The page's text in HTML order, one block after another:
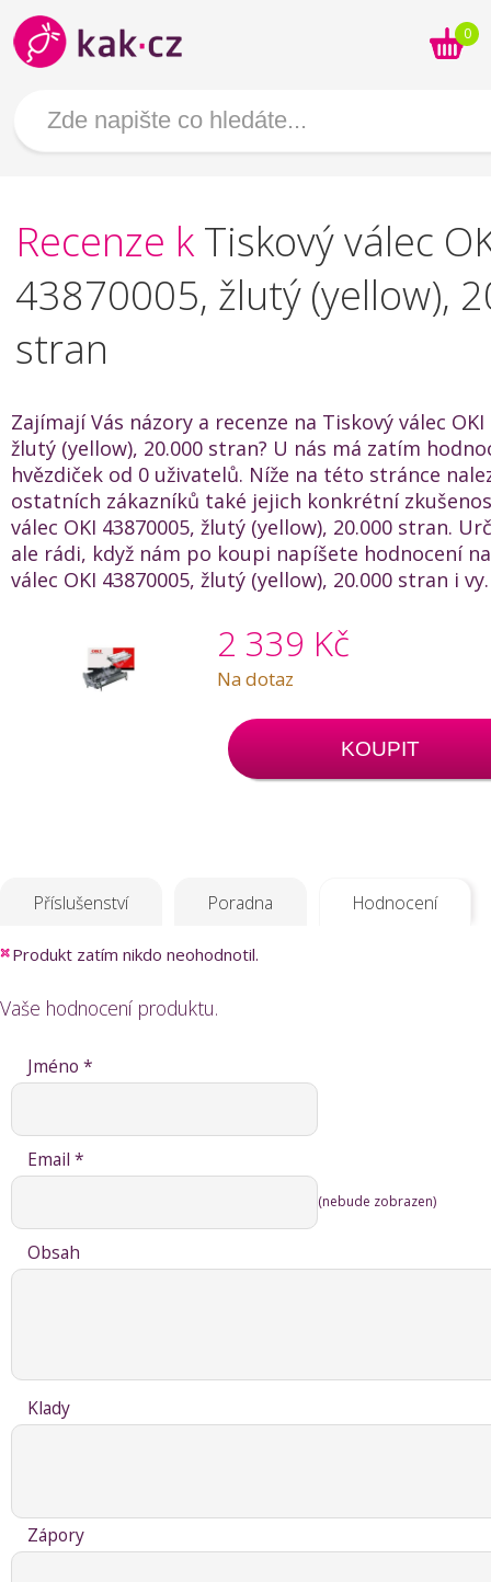
0
Recenze k Tiskový válec
43870005, žlutý (yellow),
stran
Zajímají Vás názory a recenze na Tiskový válec OKI
žlutý (yellow), 20.000 stran? U nás má zatím
hvězdiček od 0 uživatelů. Níže na této stránce
ostatních zákazníků také jejich konkrétní
válec OKI 43870005, žlutý (yellow), 20.000 stran.
ale rádi, když nám po koupi napíšete hodnocení
válec OKI 43870005, žlutý (yellow), 20.000 stran i vy.
2 339 Kč
Na dotaz
KOUPIT
Příslušenství Poradna Hodnocení
Produkt zatím nikdo neohodnotil.
Vaše hodnocení produktu.
Jméno *
Email *
(nebude zobrazen)
Obsah
Klady
Zápory